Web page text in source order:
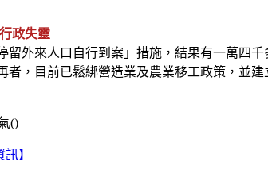
政失靈
留外來人口自行到案」措施，結果有一萬四
者，目前已鬆綁營造業及農業移工政策，並
()
】